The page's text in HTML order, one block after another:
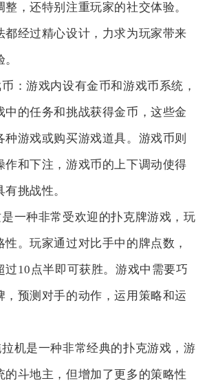
，还特别注重玩家的社交体验。
都经过精心设计，力求为玩家带来
：游戏内设有金币和游戏币系统，
中的任务和挑战获得金币，这些金
种游戏或购买游戏道具。游戏币则
作和下注，游戏币的上下调动使得
挑战性。
一种非常受欢迎的扑克牌游戏，玩
。玩家通过对比手中的牌点数，
过10点半即可获胜。游戏中需要巧
，预测对手的动作，运用策略和运
机是一种非常经典的扑克游戏，游
的斗地主，但增加了更多的策略性